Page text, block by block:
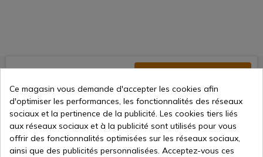
154,00 €
Vente en ligne depuis 1998
Méthodes de paiement
sécurisées
Ce magasin vous demande d'accepter les cookies afin
d'optimiser les performances, les fonctionnalités des réseaux
sociaux et la pertinence de la publicité. Les cookies tiers liés
aux réseaux sociaux et à la publicité sont utilisés pour vous
offrir des fonctionnalités optimisées sur les réseaux sociaux,
ainsi que des publicités personnalisées. Acceptez-vous ces